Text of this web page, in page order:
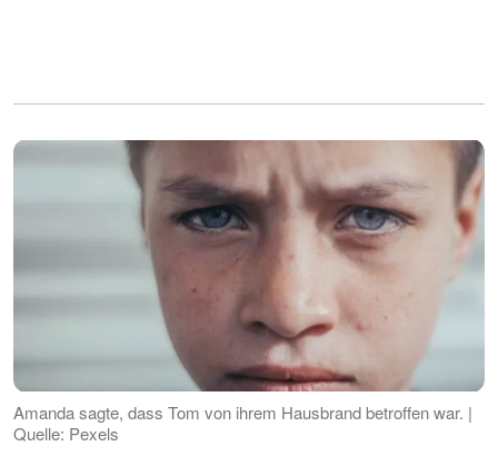
Amanda sagte, dass Tom von ihrem Hausbrand betroffen war. |
Quelle: Pexels